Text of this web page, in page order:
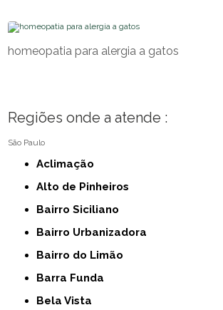
homeopatia para alergia a gatos
Regiões onde a atende :
São Paulo
Aclimação
Alto de Pinheiros
Bairro Siciliano
Bairro Urbanizadora
Bairro do Limão
Barra Funda
Bela Vista